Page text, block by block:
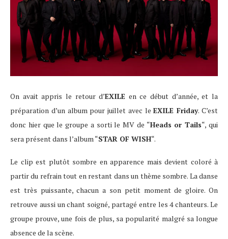
On avait appris le retour d’EXILE en ce début d’année, et la
préparation d’un album pour juillet avec leEXILE Friday. C’est
donc hier que le groupe a sorti le MV de “Heads or Tails“, qui
sera présent dans l’album “STAR OF WISH“.
Le clip est plutôt sombre en apparence mais devient coloré à
partir du refrain tout en restant dans un thème sombre. La danse
est très puissante, chacun a son petit moment de gloire. On
retrouve aussi un chant soigné, partagé entre les 4 chanteurs. Le
groupe prouve, une fois de plus, sa popularité malgré sa longue
absence de la scène.